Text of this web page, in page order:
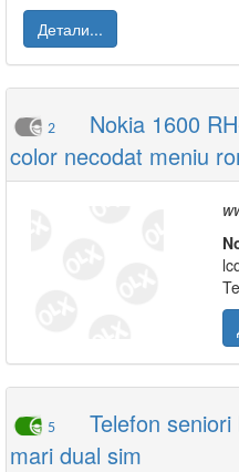
Детали...
2
Nokia 1600
color necodat meniu
5
Telefon
mari dual sim